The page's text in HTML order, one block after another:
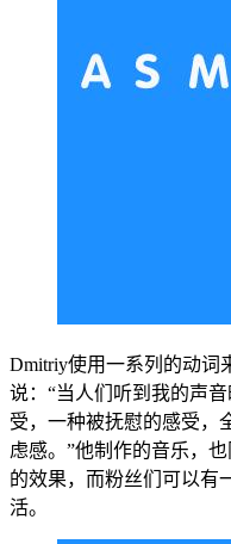
Dmitriy使用一系列的动词
说：“当人们听到我的声
受，一种被抚慰的感受，
虑感。”他制作的音乐，
的效果，而粉丝们可以有
活。